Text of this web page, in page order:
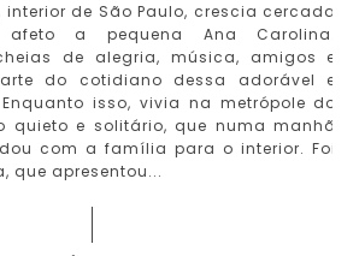
interior de São Paulo, crescia cercada
a pequena Ana Carolina.
de alegria, música, amigos e
do cotidiano dessa adorável e
isso, vivia na metrópole do
quieto e solitário, que numa manhã
com a família para o interior. Foi
que apresentou...